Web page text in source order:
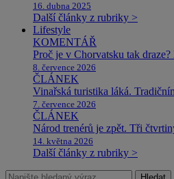
16. dubna 2025
Další články z rubriky >
Lifestyle
KOMENTÁŘ
Proč je v Chorvatsku tak
8. července 2026
ČLÁNEK
Vinařská turistika láká.
7. července 2026
ČLÁNEK
Národ trenérů je zpět. Tři
14. května 2026
Další články z rubriky >